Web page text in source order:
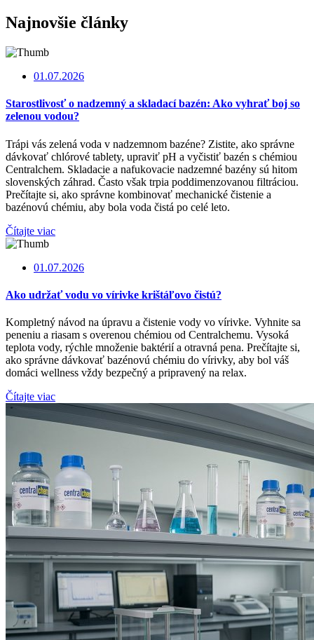
Najnovšie články
01.07.2026
Starostlivosť o nadzemný a skladací bazén: Ako vyhrať boj so
zelenou vodou?
Trápi vás zelená voda v nadzemnom bazéne? Zistite, ako správne
dávkovať chlórové tablety, upraviť pH a vyčistiť bazén s chémiou
Centralchem. Skladacie a nafukovacie nadzemné bazény sú hitom
slovenských záhrad. Často však trpia poddimenzovanou filtráciou.
Prečítajte si, ako správne kombinovať mechanické čistenie a
bazénovú chémiu, aby bola voda čistá po celé leto.
Čítajte viac
01.07.2026
Ako udržať vodu vo vírivke krištáľovo čistú?
Kompletný návod na úpravu a čistenie vody vo vírivke. Vyhnite sa
peneniu a riasam s overenou chémiou od Centralchemu. Vysoká
teplota vody, rýchle množenie baktérií a otravná pena. Prečítajte si,
ako správne dávkovať bazénovú chémiu do vírivky, aby bol váš
domáci wellness vždy bezpečný a pripravený na relax.
Čítajte viac